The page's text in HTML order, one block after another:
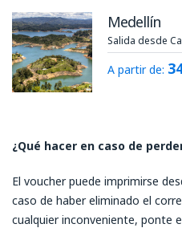
Medellín
Salida desde
A partir de:
¿Qué hacer en caso de
El voucher puede imprimirse
caso de haber eliminado el
cualquier inconveniente, ponte